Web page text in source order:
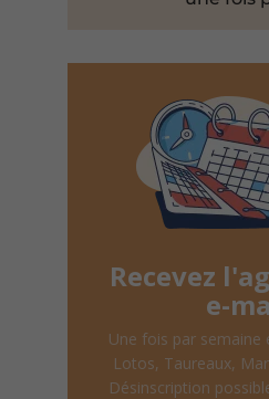
Recevez
e-
Une fois par semaine
Lotos, Taureaux,
Désinscription